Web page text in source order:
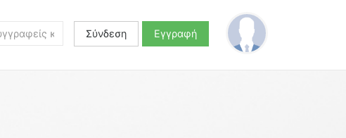
Σύνδεση Εγγραφή